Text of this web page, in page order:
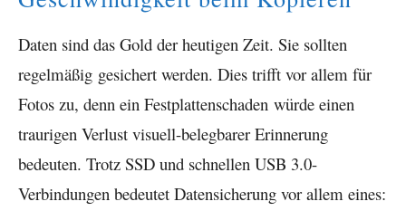
Daten sind das Gold der heutigen Zeit. Sie sollten
regelmäßig gesichert werden. Dies trifft vor allem für
Fotos zu, denn ein Festplattenschaden würde einen
traurigen Verlust visuell-belegbarer Erinnerung
bedeuten. Trotz SSD und schnellen USB 3.0-
Verbindungen bedeutet Datensicherung vor allem eines: